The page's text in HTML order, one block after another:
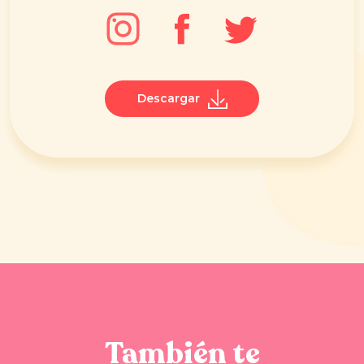
Descargar
También te